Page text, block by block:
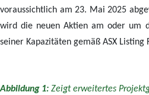
voraussichtlich am 23. Mai 2025
wird die neuen Aktien am oder um
seiner Kapazitäten gemäß ASX Listing
Abbildung 1: Zeigt erweitertes